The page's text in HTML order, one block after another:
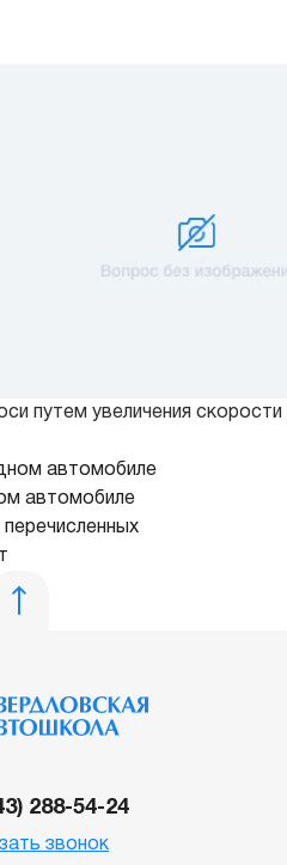
путем увеличения скорости
автомобиле
автомобиле
288-54-24
звонок